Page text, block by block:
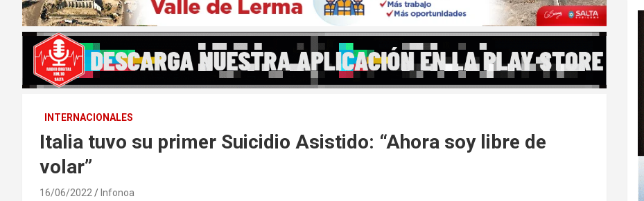
INTERNACIONALES
Italia tuvo su primer Suicidio Asistido: “Ahora soy libre de
volar”
16/06/2022 Infonoa